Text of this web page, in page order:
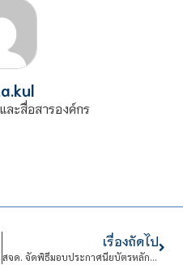
ละสื่อสารองค์กร
เรื่องถัดไป
สจด. จัดพิธีมอบประกาศนียบัตรหลักสูตรประกาศนียบัตรพนักงานให้การดูแล Nurses‘aides/Caregivers รุ่นที่ 5